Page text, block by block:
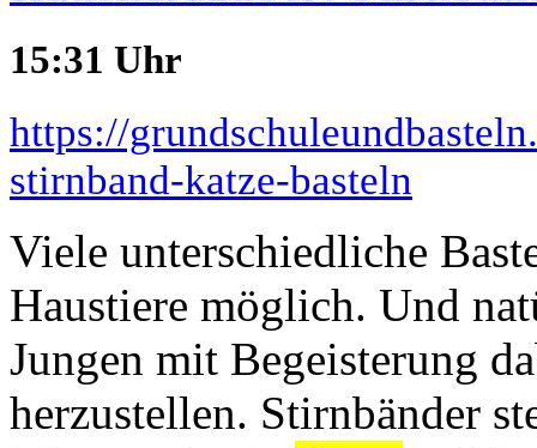
15:31 Uhr
https://
stirnband-katze-basteln
Viele unterschiedliche
Haustiere möglich. Und
Jungen mit Begeisterung
herzustellen. Stirnbänder